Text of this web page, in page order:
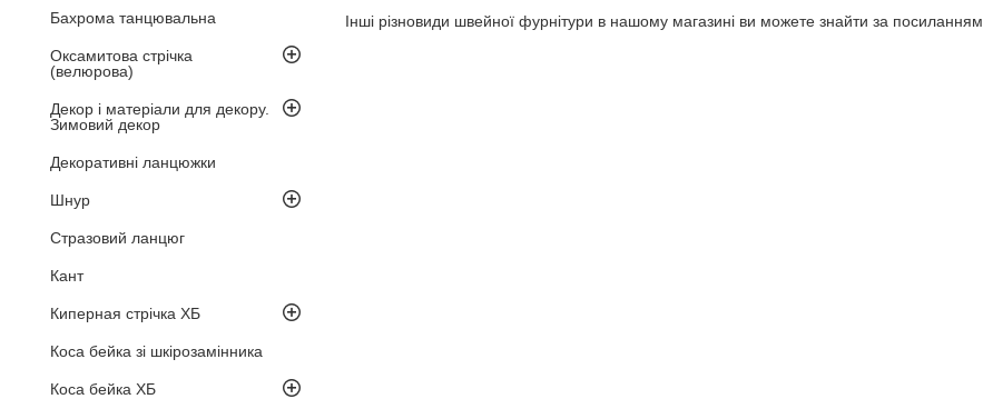
Бахрома танцювальна
Оксамитова стрічка
(велюрова)
Декор і матеріали для декору.
Зимовий декор
Декоративні ланцюжки
Шнур
Стразовий ланцюг
Кант
Киперная стрічка ХБ
Коса бейка зі шкірозамінника
Коса бейка ХБ
Інші різновиди швейної фурнітури в нашому магазині ви можете знайти за посиланням